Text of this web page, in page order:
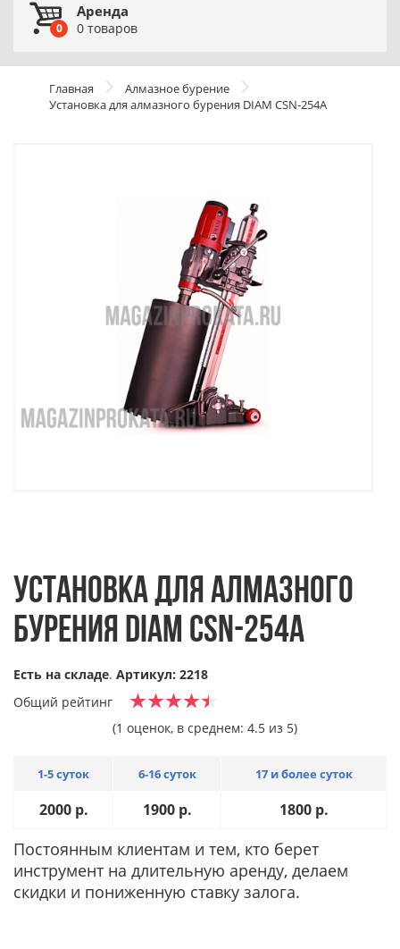
0
Аренда
0 товаров
Главная
Алмазное бурение
Установка для алмазного бурения DIAM CSN-254А
УСТАНОВКА ДЛЯ АЛМАЗНОГО
БУРЕНИЯ DIAM CSN-254А
Есть на складе. Артикул: 2218
Общий рейтинг
(1 оценок, в среднем: 4.5 из 5)
1-5 суток 6-16 суток 17 и более суток
2000 р. 1900 р. 1800 р.
Постоянным клиентам и тем, кто берет
инструмент на длительную аренду, делаем
скидки и пониженную ставку залога.